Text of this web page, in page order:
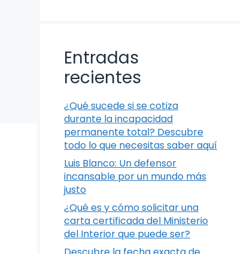
Entradas
recientes
¿Qué sucede si se cotiza
durante la incapacidad
permanente total? Descubre
todo lo que necesitas saber aquí
Luis Blanco: Un defensor
incansable por un mundo más
justo
¿Qué es y cómo solicitar una
carta certificada del Ministerio
del Interior que puede ser?